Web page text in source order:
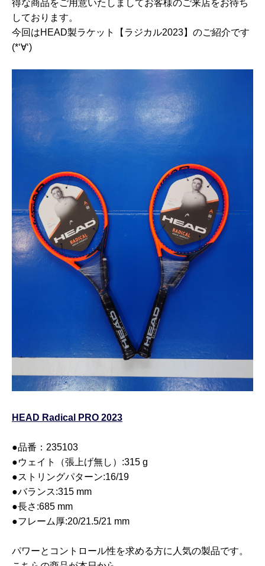
得な商品をご用意いたしましてお客様のご来店をお待ち
しております。
今回はHEAD製ラケット【ラジカル2023】のご紹介です
(*‘∀‘)
HEAD Radical PRO 2023
●品番：235103
●ウェイト（張上げ無し）:315 g
●ストリングパターン:16/19
●バランス:315 mm
●長さ:685 mm
●フレーム厚:20/21.5/21 mm
パワーとコントロール性を求める方に人気の製品です。